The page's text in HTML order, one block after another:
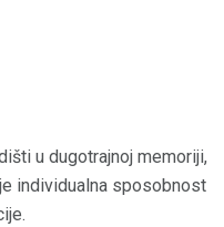
u dugotrajnoj memoriji,
individualna sposobnost